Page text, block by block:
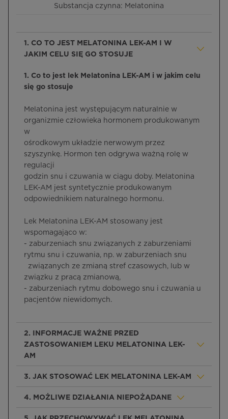
Substancja czynna: Melatonina
1. CO TO JEST MELATONINA LEK-AM I W
JAKIM CELU SIĘ GO STOSUJE
1. Co to jest lek Melatonina LEK-AM i w jakim celu
się go stosuje
Melatonina jest występującym naturalnie w
organizmie człowieka hormonem produkowanym
w
ośrodkowym układzie nerwowym przez
szyszynkę. Hormon ten odgrywa ważną rolę w
regulacji
godzin snu i czuwania w ciągu doby. Melatonina
LEK-AM jest syntetycznie produkowanym
odpowiednikiem naturalnego hormonu.
Lek Melatonina LEK-AM stosowany jest
wspomagająco w:
- zaburzeniach snu związanych z zaburzeniami
rytmu snu i czuwania, np. w zaburzeniach snu
związanych ze zmianą stref czasowych, lub w
związku z pracą zmianową,
- zaburzeniach rytmu dobowego snu i czuwania u
pacjentów niewidomych.
2. INFORMACJE WAŻNE PRZED
ZASTOSOWANIEM LEKU MELATONINA LEK-
AM
3. JAK STOSOWAĆ LEK MELATONINA LEK-AM
4. MOŻLIWE DZIAŁANIA NIEPOŻĄDANE